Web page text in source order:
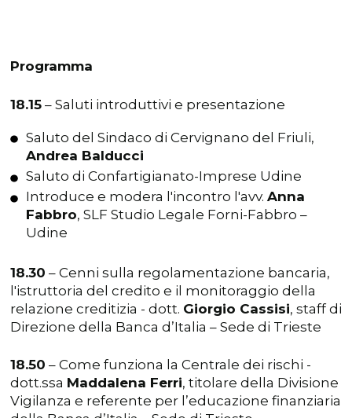
Programma
18.15– Saluti introduttivi e presentazione
Saluto del Sindaco di Cervignano del Friuli,
Andrea Balducci
Saluto di Confartigianato-Imprese Udine
Introduce e modera l'incontro l'avv.Anna
Fabbro, SLF Studio Legale Forni-Fabbro –
Udine
18.30 – Cenni sulla regolamentazione bancaria,
l'istruttoria del credito e il monitoraggio della
relazione creditizia - dott. Giorgio Cassisi, staff di
Direzione della Banca d’Italia – Sede di Trieste
18.50 – Come funziona la Centrale dei rischi -
dott.ssa Maddalena Ferri, titolare della Divisione
Vigilanza e referente per l’educazione finanziaria